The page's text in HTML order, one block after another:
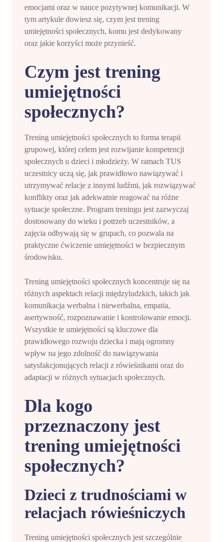
emocjami oraz w nauce pozytywnej komunikacji. W
tym artykule dowiesz się, czym jest trening
umiejętności społecznych, komu jest dedykowany
oraz jakie korzyści może przynieść.
Czym jest trening
umiejętności
społecznych?
Trening umiejętności społecznych to forma terapii
grupowej, której celem jest rozwijanie kompetencji
społecznych u dzieci i młodzieży. W ramach TUS
uczestnicy uczą się, jak prawidłowo nawiązywać i
utrzymywać relacje z innymi ludźmi, jak rozwiązywać
konflikty oraz jak adekwatnie reagować na różne
sytuacje społeczne. Program treningu jest zazwyczaj
dostosowany do wieku i potrzeb uczestników, a
zajęcia odbywają się w grupach, co pozwala na
praktyczne ćwiczenie umiejętności w bezpiecznym
środowisku.
Trening umiejętności społecznych koncentruje się na
różnych aspektach relacji międzyludzkich, takich jak
komunikacja werbalna i niewerbalna, empatia,
asertywność, rozpoznawanie i kontrolowanie emocji.
Wszystkie te umiejętności są kluczowe dla
prawidłowego rozwoju dziecka i mają ogromny
wpływ na jego zdolność do nawiązywania
satysfakcjonujących relacji z rówieśnikami oraz do
adaptacji w różnych sytuacjach społecznych.
Dla kogo
przeznaczony jest
trening umiejętności
społecznych?
Dzieci z trudnościami w
relacjach rówieśniczych
Trening umiejętności społecznych jest szczególnie